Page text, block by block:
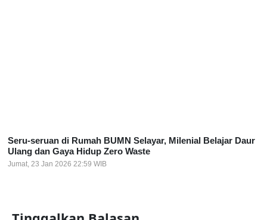
Seru-seruan di Rumah BUMN Selayar, Milenial Belajar Daur
Ulang dan Gaya Hidup Zero Waste
Jumat, 23 Jan 2026 22:59 WIB